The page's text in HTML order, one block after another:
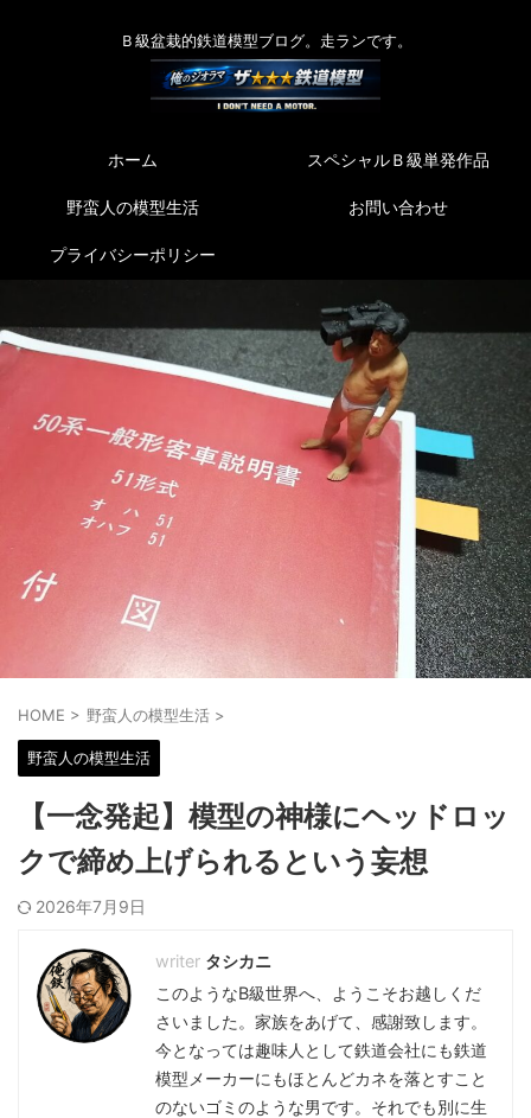
Ｂ級盆栽的鉄道模型ブログ。走ランです。
ホーム スペシャルＢ級単発作品
野蛮人の模型生活 お問い合わせ
プライバシーポリシー
HOME > 野蛮人の模型生活 >
野蛮人の模型生活
【一念発起】模型の神様にヘッドロッ
クで締め上げられるという妄想
2026年7月9日
タシカニ
このようなB級世界へ、ようこそお越しくだ
さいました。家族をあげて、感謝致します。
今となっては趣味人として鉄道会社にも鉄道
模型メーカーにもほとんどカネを落とすこと
のないゴミのような男です。それでも別に生